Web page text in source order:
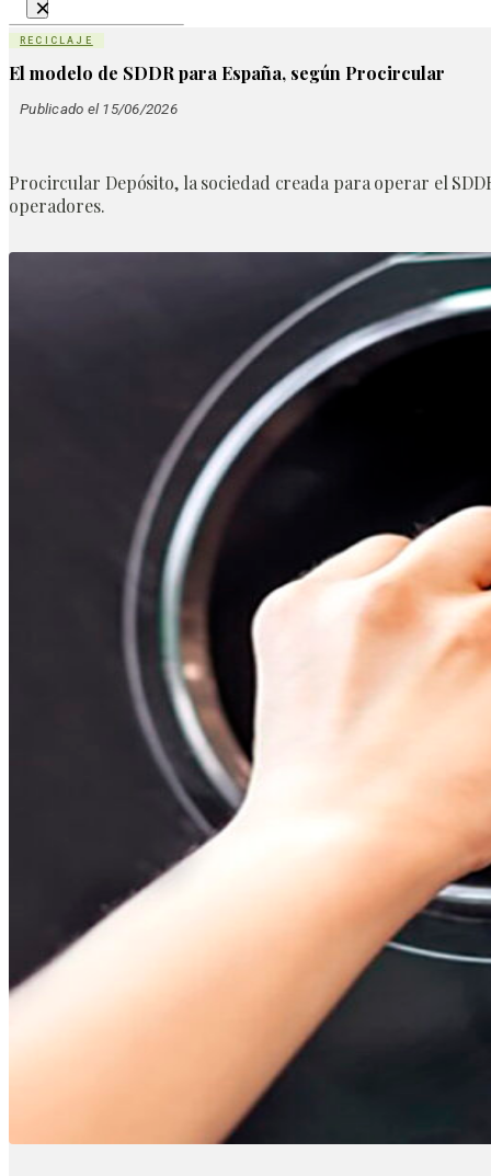
×
RECICLAJE
El modelo de SDDR para España, según Procircular
Publicado el 15/06/2026
Procircular Depósito, la sociedad creada para operar el
operadores.